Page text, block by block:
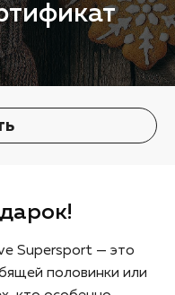
Supersport — это
половинки или